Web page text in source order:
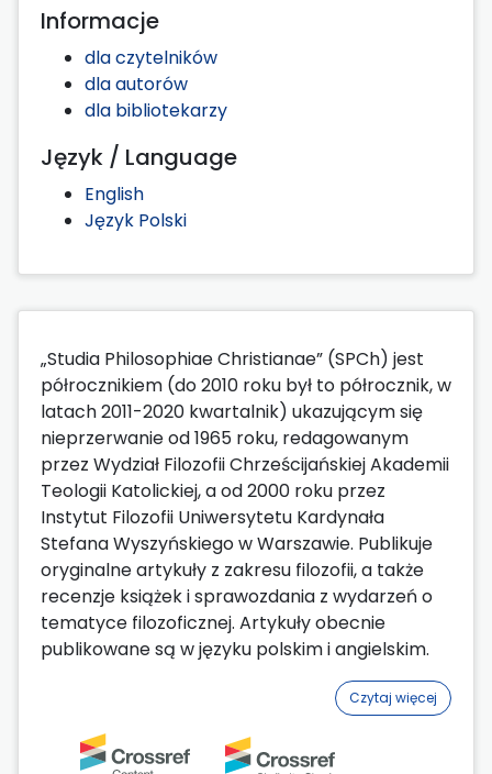
Informacje
dla czytelników
dla autorów
dla bibliotekarzy
Język / Language
English
Język Polski
„Studia Philosophiae Christianae” (SPCh) jest
półrocznikiem (do 2010 roku był to półrocznik, w
latach 2011-2020 kwartalnik) ukazującym się
nieprzerwanie od 1965 roku, redagowanym
przez Wydział Filozofii Chrześcijańskiej Akademii
Teologii Katolickiej, a od 2000 roku przez
Instytut Filozofii Uniwersytetu Kardynała
Stefana Wyszyńskiego w Warszawie. Publikuje
oryginalne artykuły z zakresu filozofii, a także
recenzje książek i sprawozdania z wydarzeń o
tematyce filozoficznej. Artykuły obecnie
publikowane są w języku polskim i angielskim.
Czytaj więcej